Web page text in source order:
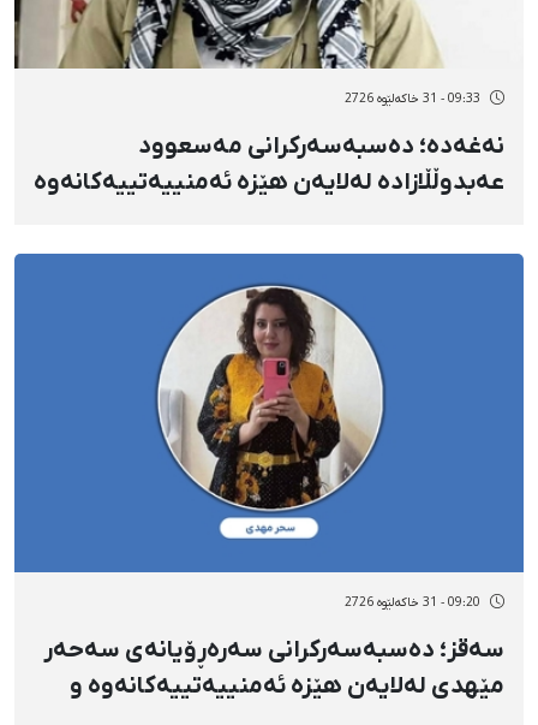
09:33 - 31 خاکەلێوه 2726
نەغەدە؛ دەسبەسەرکرانی مەسعوود
عەبدوڵڵازادە لەلایەن هێزە ئەمنییەتییەکانەوە
09:20 - 31 خاکەلێوه 2726
سەقز؛ دەسبەسەرکرانی سەرەڕۆیانەی سەحەر
مێهدی لەلایەن هێزە ئەمنییەتییەکانەوە و